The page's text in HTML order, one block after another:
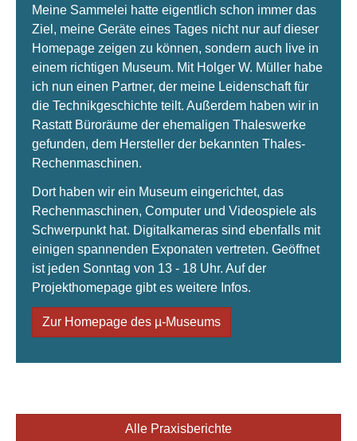
Meine Sammelei hatte eigentlich schon immer das
Ziel, meine Geräte eines Tages nicht nur auf dieser
Homepage zeigen zu können, sondern auch live in
einem richtigen Museum. Mit Holger W. Müller habe
ich nun einen Partner, der meine Leidenschaft für
die Technikgeschichte teilt. Außerdem haben wir in
Rastatt Büroräume der ehemaligen Thaleswerke
gefunden, dem Hersteller der bekannten Thales-
Rechenmaschinen.
Dort haben wir ein Museum eingerichtet, das
Rechenmaschinen, Computer und Videospiele als
Schwerpunkt hat. Digitalkameras sind ebenfalls mit
einigen spannenden Exponaten vertreten. Geöffnet
ist jeden Sonntag von 13 - 18 Uhr. Auf der
Projekthomepage gibt es weitere Infos.
Zur Homepage des µ-Museums
Alle Praxisberichte